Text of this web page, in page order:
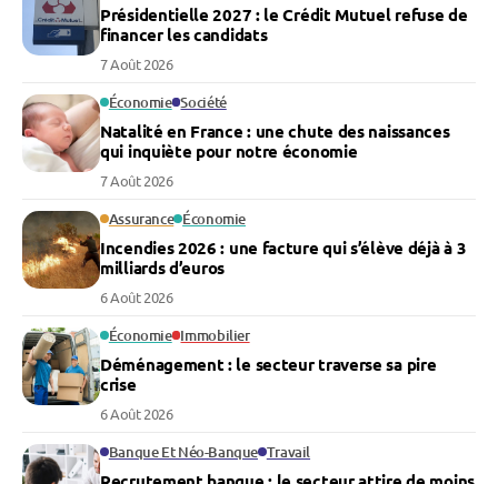
Présidentielle 2027 : le Crédit Mutuel refuse de
financer les candidats
7 Août 2026
Économie Société
Natalité en France : une chute des naissances
qui inquiète pour notre économie
7 Août 2026
Assurance Économie
Incendies 2026 : une facture qui s’élève déjà à 3
milliards d’euros
6 Août 2026
Économie Immobilier
Déménagement : le secteur traverse sa pire
crise
6 Août 2026
Banque Et Néo-Banque Travail